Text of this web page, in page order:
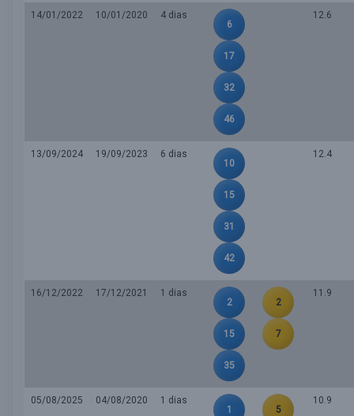
14/01/2022 10/01/2020
4 dias
6
17
32
46
12.6
13/09/2024 19/09/2023
6 dias
10
15
31
42
12.4
16/12/2022 17/12/2021
1 dias
2
15
35
2
7
11.9
05/08/2025 04/08/2020
1 dias
1
5
10.9